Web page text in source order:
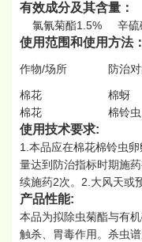
有效成分及其含量：
氯氰菊酯1.5% 辛硫
使用范围和使用方法：
作物/场所 防治
棉花 棉蚜
棉花
棉铃虫
使用技术要求:
1.本品应在棉花棉铃虫
量达到防治指标时期施
续施药2次。2.大风天或
产品性能:
本品为拟除虫菊酯与有
触杀、胃毒作用。杀虫